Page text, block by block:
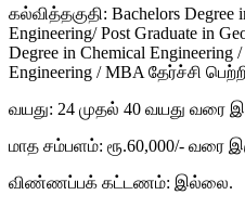
கல்வித்தகுதி: Bachelors Degree
Engineering/ Post Graduate in
Degree in Chemical Engineering
Engineering / MBA தேர்ச்சி
வயது: 24 முதல் 40 வயது வரை
மாத சம்பளம்: ரூ.60,000/- வரை
விண்ணப்பக் கட்டணம்: இல்லை.